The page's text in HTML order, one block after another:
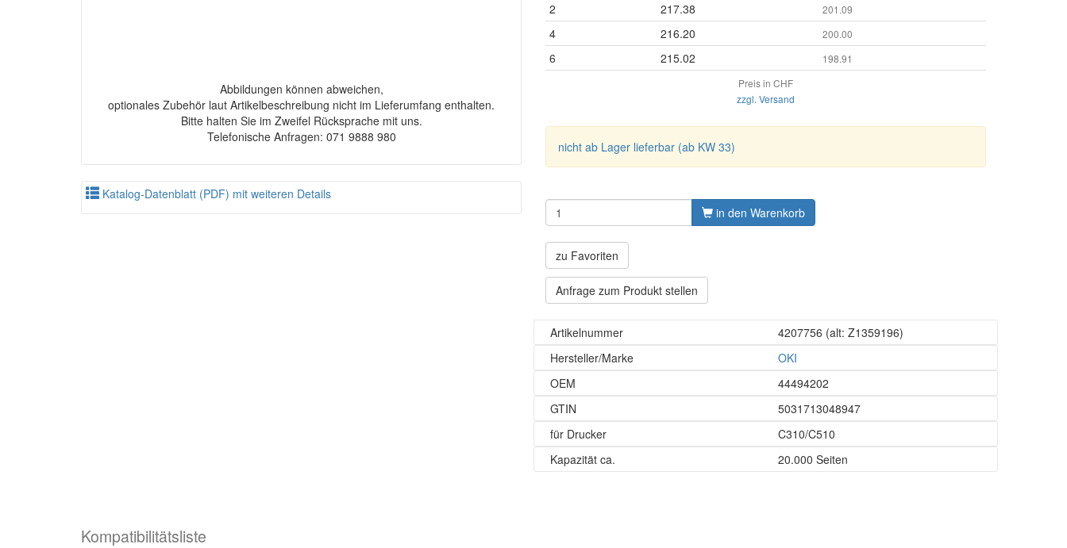
Abbildungen können abweichen,
optionales Zubehör laut Artikelbeschreibung nicht im Lieferumfang enthalten.
Bitte halten Sie im Zweifel Rücksprache mit uns.
Telefonische Anfragen: 071 9888 980
Katalog-Datenblatt (PDF) mit weiteren Details
2 217.38 201.09
4 216.20 200.00
6 215.02
198.91
Preis in CHF
zzgl. Versand
nicht ab Lager lieferbar (ab KW 33)
in den Warenkorb
zu Favoriten
Anfrage zum Produkt stellen
Artikelnummer 4207756 (alt: Z1359196)
Hersteller/Marke
OKI
OEM
44494202
GTIN
5031713048947
für Drucker
C310/C510
Kapazität ca.
20.000 Seiten
Kompatibilitätsliste